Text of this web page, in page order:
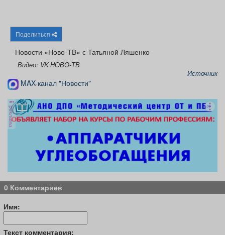
Поделиться
Новости «Ново-ТВ» с Татьяной Ляшенко
Видео: VK НОВО-ТВ
Источник
MAX-канал "Новости"
реклама
0 Комментариев
Имя:
Текст комментария: